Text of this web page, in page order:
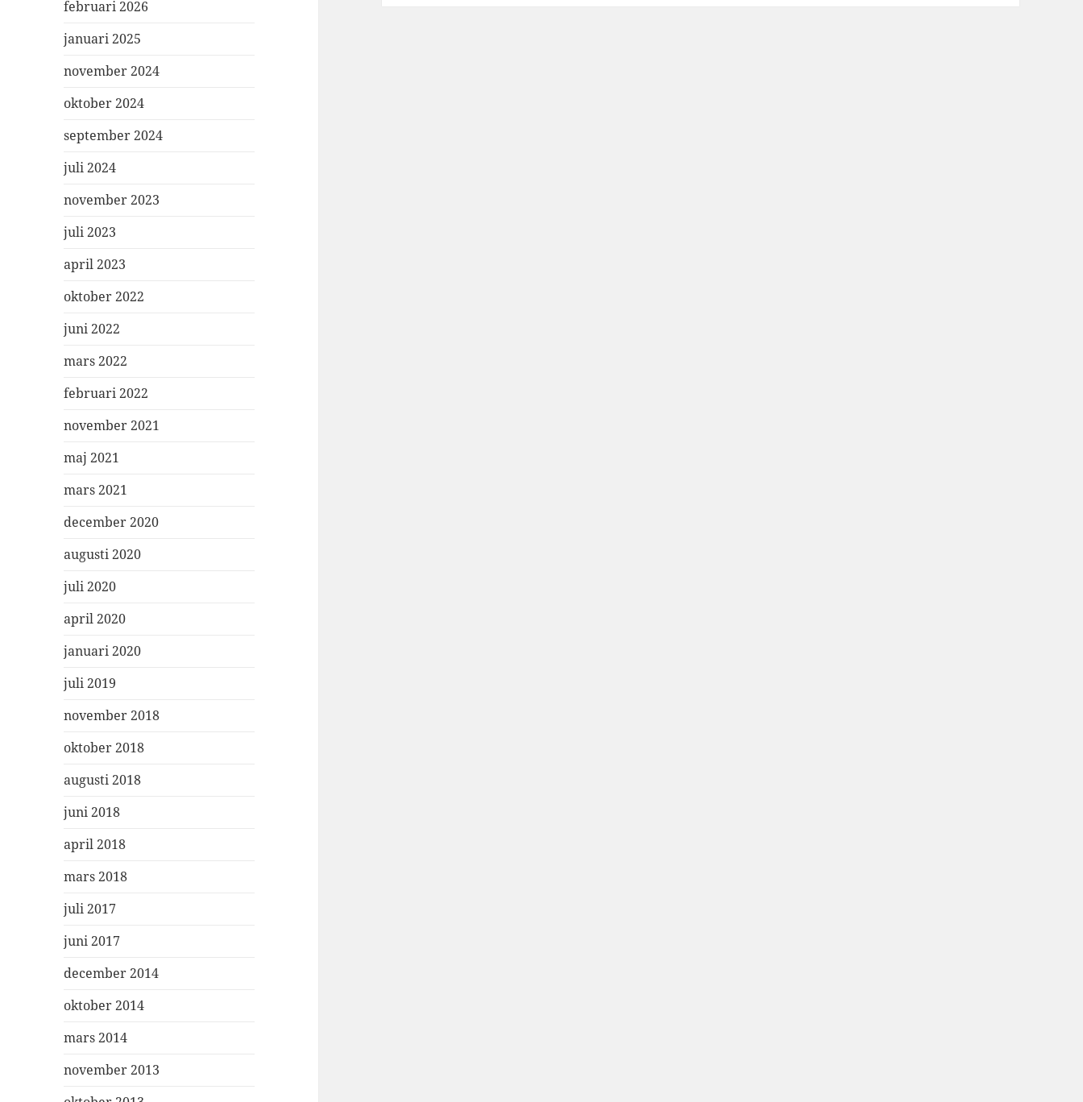
februari 2026
januari 2025
november 2024
oktober 2024
september 2024
juli 2024
november 2023
juli 2023
april 2023
oktober 2022
juni 2022
mars 2022
februari 2022
november 2021
maj 2021
mars 2021
december 2020
augusti 2020
juli 2020
april 2020
januari 2020
juli 2019
november 2018
oktober 2018
augusti 2018
juni 2018
april 2018
mars 2018
juli 2017
juni 2017
december 2014
oktober 2014
mars 2014
november 2013